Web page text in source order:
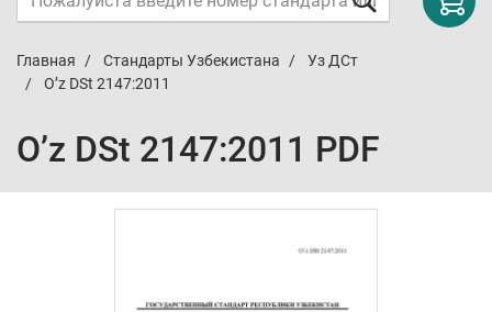
Главная Стандарты Узбекистана
Уз ДСт
O’z DSt 2147:2011
O’z DSt 2147:2011 PDF